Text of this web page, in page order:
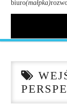
biuro(małpka)
O NAS